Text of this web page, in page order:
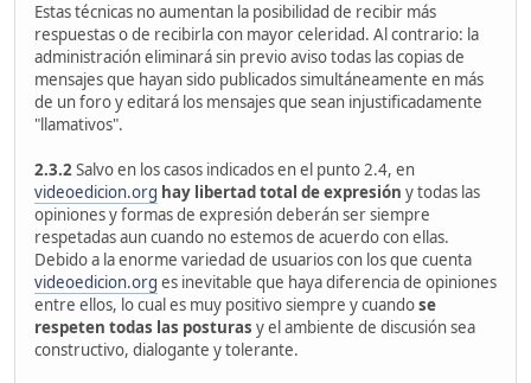
Estas técnicas no aumentan la posibilidad de recibir más
respuestas o de recibirla con mayor celeridad. Al contrario: la
administración eliminará sin previo aviso todas las copias de
mensajes que hayan sido publicados simultáneamente en más
de un foro y editará los mensajes que sean injustificadamente
"llamativos".
2.3.2Salvo en los casos indicados en el punto 2.4, en
videoedicion.org hay libertad total de expresión y todas las
opiniones y formas de expresión deberán ser siempre
respetadas aun cuando no estemos de acuerdo con ellas.
Debido a la enorme variedad de usuarios con los que cuenta
videoedicion.org es inevitable que haya diferencia de opiniones
entre ellos, lo cual es muy positivo siempre y cuandose
respeten todas las posturas y el ambiente de discusión sea
constructivo, dialogante y tolerante.